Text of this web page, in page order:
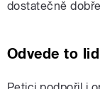
dostatečně
Odvede to